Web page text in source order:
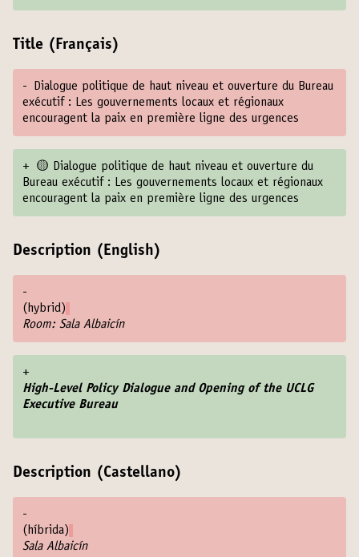
Title (Français)
-
Dialogue politique de haut niveau et ouverture du Bureau
exécutif : Les gouvernements locaux et régionaux
encouragent la paix en première ligne des urgences
+
🟡 Dialogue politique de haut niveau et ouverture du
Bureau exécutif : Les gouvernements locaux et régionaux
encouragent la paix en première ligne des urgences
Description (English)
-
(hybrid)
Room: Sala Albaicín
+
High-Level Policy Dialogue and Opening of the UCLG
Executive Bureau
Description (Castellano)
-
(híbrida)
Sala Albaicín